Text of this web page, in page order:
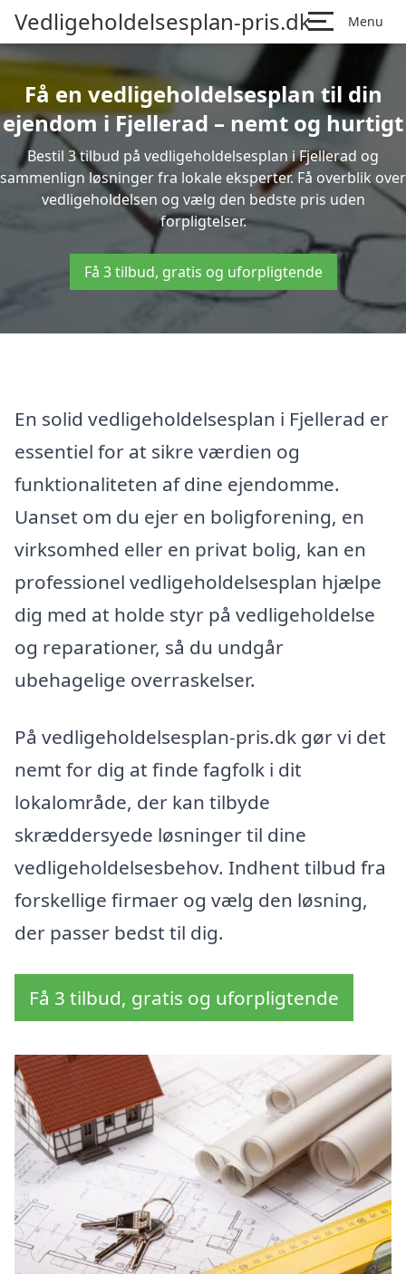
Vedligeholdelsesplan-pris.dk Menu
Få en vedligeholdelsesplan til din
ejendom i Fjellerad – nemt og hurtigt
Bestil 3 tilbud på vedligeholdelsesplan i Fjellerad og
sammenlign løsninger fra lokale eksperter. Få overblik over
vedligeholdelsen og vælg den bedste pris uden
forpligtelser.
Få 3 tilbud, gratis og uforpligtende
En solid vedligeholdelsesplan i Fjellerad er
essentiel for at sikre værdien og
funktionaliteten af dine ejendomme.
Uanset om du ejer en boligforening, en
virksomhed eller en privat bolig, kan en
professionel vedligeholdelsesplan hjælpe
dig med at holde styr på vedligeholdelse
og reparationer, så du undgår
ubehagelige overraskelser.
På vedligeholdelsesplan-pris.dk gør vi det
nemt for dig at finde fagfolk i dit
lokalområde, der kan tilbyde
skræddersyede løsninger til dine
vedligeholdelsesbehov. Indhent tilbud fra
forskellige firmaer og vælg den løsning,
der passer bedst til dig.
Få 3 tilbud, gratis og uforpligtende